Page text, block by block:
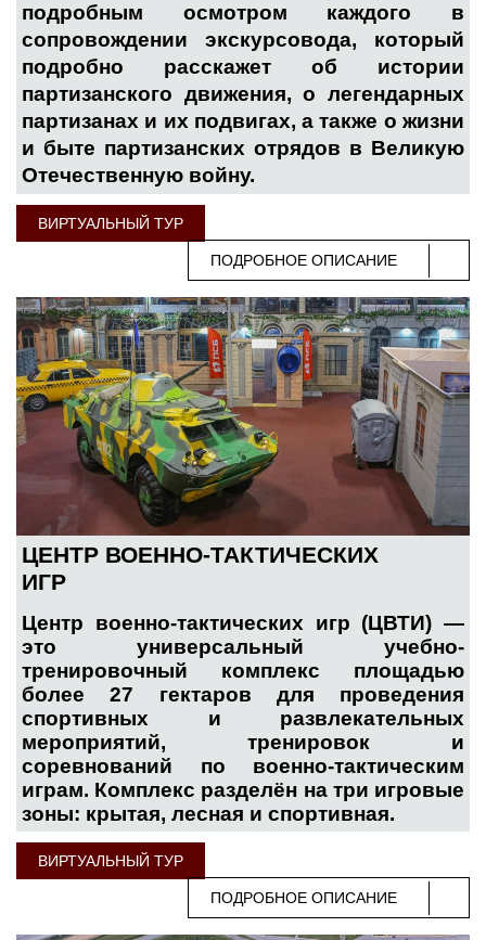
подробным осмотром каждого в
сопровождении экскурсовода, который
подробно расскажет об истории
партизанского движения, о легендарных
партизанах и их подвигах, а также о жизни
и быте партизанских отрядов в Великую
Отечественную войну.
ВИРТУАЛЬНЫЙ ТУР
ПОДРОБНОЕ ОПИСАНИЕ
ЦЕНТР ВОЕННО-ТАКТИЧЕСКИХ
ИГР
Центр военно-тактических игр (ЦВТИ) —
это универсальный учебно-
тренировочный комплекс площадью
более 27 гектаров для проведения
спортивных и развлекательных
мероприятий, тренировок и
соревнований по военно-тактическим
играм. Комплекс разделён на три игровые
зоны: крытая, лесная и спортивная.
ВИРТУАЛЬНЫЙ ТУР
ПОДРОБНОЕ ОПИСАНИЕ